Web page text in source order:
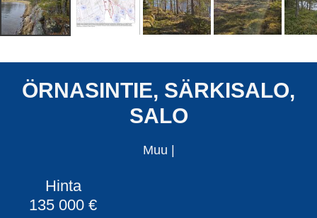
ÖRNASINTIE, SÄRKISALO,
SALO
Muu
Hinta
135 000 €